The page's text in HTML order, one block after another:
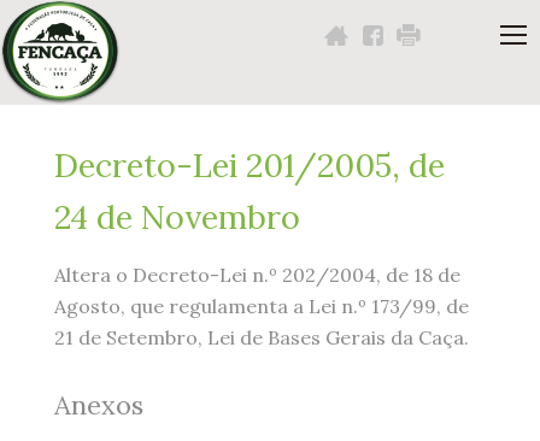
Navigation
Content
Footer
está
aqui:
Decreto-Lei 201/2005, de
24 de Novembro
Altera o Decreto-Lei n.º 202/2004, de 18 de
Agosto, que regulamenta a Lei n.º 173/99, de
21 de Setembro, Lei de Bases Gerais da Caça.
Anexos